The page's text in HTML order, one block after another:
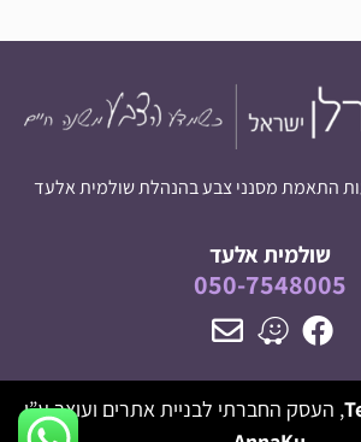
התאמת מסנני צבע בהנהלת שולמית אלעד
שולמית אלעד
050-7548005
, העסק החברתי לבניית אתרים ועוצב ע”י